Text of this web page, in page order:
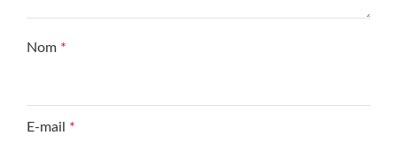
Nom *
E-mail *